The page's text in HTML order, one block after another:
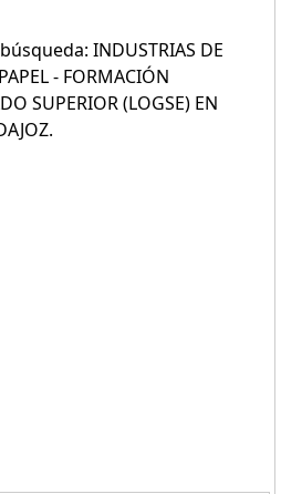
INDUSTRIAS DE
- FORMACIÓN
SUPERIOR (LOGSE) EN